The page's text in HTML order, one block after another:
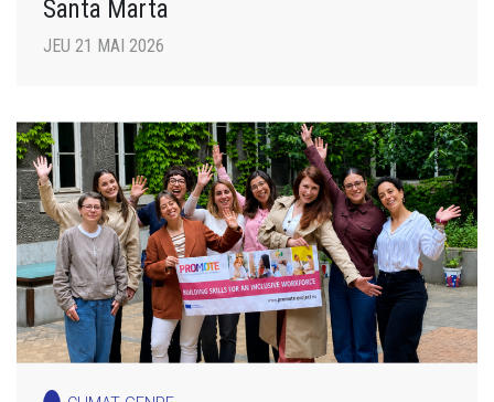
Santa Marta
JEU 21 MAI 2026